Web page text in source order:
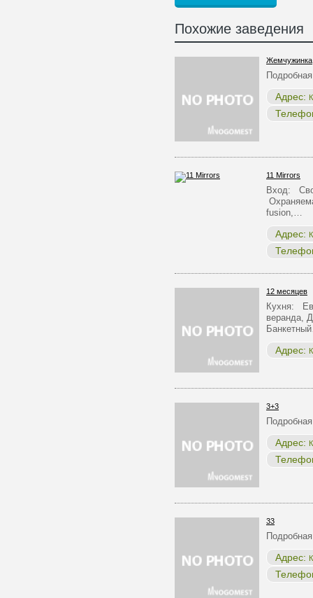
Похожие заведения
Жемчужинка
Адрес:
11 Mirrors
Вход:
fusion,…
Адрес:
12 месяцев
Кухня:
веранда,
Адрес:
3+3
Адрес:
33
Адрес: